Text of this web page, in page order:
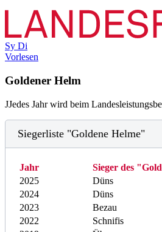
Sy Di
Vorlesen
Goldener Helm
JJedes Jahr wird beim
Siegerliste "Goldene Helme"
Jahr Sieger des
2025
Düns
2024
Düns
2023
Bezau
2022
Schnifis